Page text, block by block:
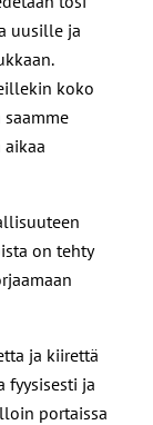
uusille ja
koko
on tehty
ja kiirettä
fyysisesti ja
portaissa